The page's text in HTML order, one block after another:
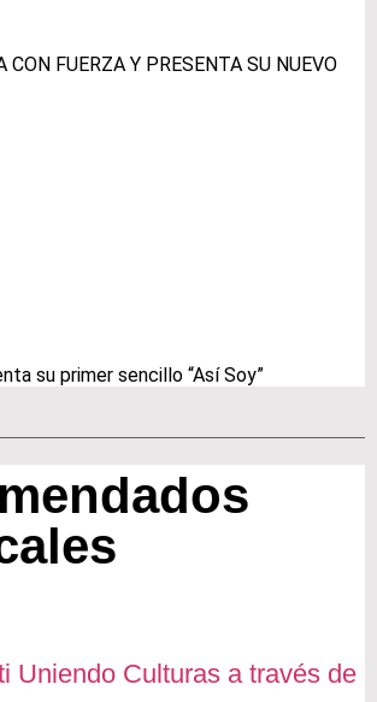
CON FUERZA Y PRESENTA SU NUEVO
su primer sencillo “Así Soy”
Uniendo Culturas a través de